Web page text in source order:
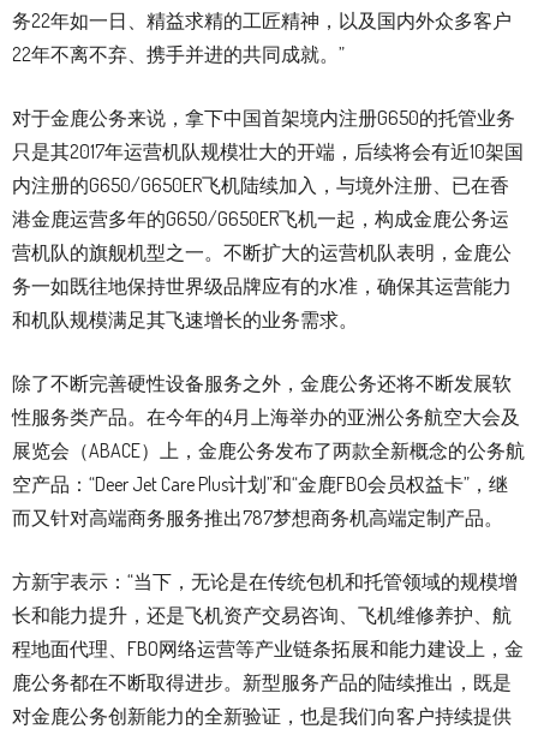
务22年如一日、精益求精的工匠精神，以及国内外众多客户
22年不离不弃、携手并进的共同成就。”
对于金鹿公务来说，拿下中国首架境内注册G650的托管业务
只是其2017年运营机队规模壮大的开端，后续将会有近10架国
内注册的G650/G650ER飞机陆续加入，与境外注册、已在香
港金鹿运营多年的G650/G650ER飞机一起，构成金鹿公务运
营机队的旗舰机型之一。不断扩大的运营机队表明，金鹿公
务一如既往地保持世界级品牌应有的水准，确保其运营能力
和机队规模满足其飞速增长的业务需求。
除了不断完善硬性设备服务之外，金鹿公务还将不断发展软
性服务类产品。在今年的4月上海举办的亚洲公务航空大会及
展览会（ABACE）上，金鹿公务发布了两款全新概念的公务航
空产品：“Deer Jet Care Plus计划”和“金鹿FBO会员权益卡”，继
而又针对高端商务服务推出787梦想商务机高端定制产品。
方新宇表示：“当下，无论是在传统包机和托管领域的规模增
长和能力提升，还是飞机资产交易咨询、飞机维修养护、航
程地面代理、FBO网络运营等产业链条拓展和能力建设上，金
鹿公务都在不断取得进步。新型服务产品的陆续推出，既是
对金鹿公务创新能力的全新验证，也是我们向客户持续提供